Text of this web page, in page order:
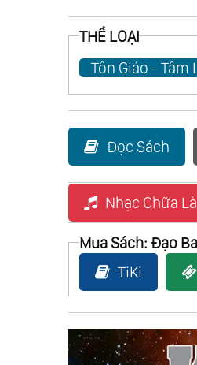
THỂ LOẠI
Tôn Giáo - Tâm
Đọc Sách
Nhạc Chữa
Mua Sách: Đạo
TiKi